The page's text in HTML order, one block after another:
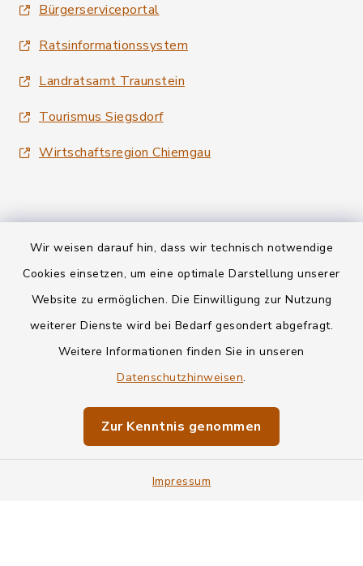
Wir weisen darauf hin, dass wir technisch notwendige
Cookies einsetzen, um eine optimale Darstellung unserer
Website zu ermöglichen. Die Einwilligung zur Nutzung
weiterer Dienste wird bei Bedarf gesondert abgefragt.
Weitere Informationen finden Sie in unseren
Datenschutzhinweisen.
Zur Kenntnis genommen
Impressum
Bürgerserviceportal
Ratsinformationssystem
Landratsamt Traunstein
Tourismus Siegsdorf
Wirtschaftsregion Chiemgau
Kontakt
Informationspflichten
Impressum
Sitemap